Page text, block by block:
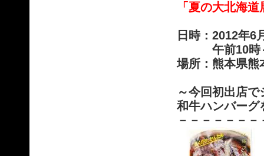
「夏の大北海
日時：2012年
午前10時～
場所：熊本県
～今回初出店
和牛ハンバーグ
－－－－－－